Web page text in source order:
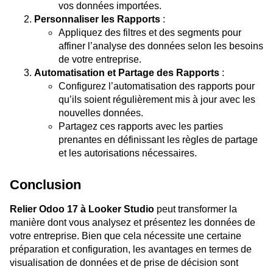
vos données importées.
Personnaliser les Rapports :
Appliquez des filtres et des segments pour
affiner l’analyse des données selon les besoins
de votre entreprise.
Automatisation et Partage des Rapports :
Configurez l’automatisation des rapports pour
qu’ils soient régulièrement mis à jour avec les
nouvelles données.
Partagez ces rapports avec les parties
prenantes en définissant les règles de partage
et les autorisations nécessaires.
Conclusion
Relier Odoo 17 à Looker Studio peut transformer la
manière dont vous analysez et présentez les données de
votre entreprise. Bien que cela nécessite une certaine
préparation et configuration, les avantages en termes de
visualisation de données et de prise de décision sont